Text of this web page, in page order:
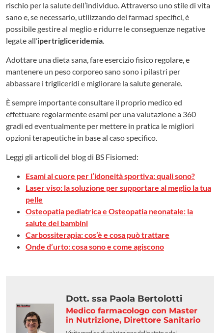
rischio per la salute dell’individuo. Attraverso uno stile di vita
sano e, se necessario, utilizzando dei farmaci specifici, è
possibile gestire al meglio e ridurre le conseguenze negative
legate all’ipertrigliceridemia.
Adottare una dieta sana, fare esercizio fisico regolare, e
mantenere un peso corporeo sano sono i pilastri per
abbassare i trigliceridi e migliorare la salute generale.
È sempre importante consultare il proprio medico ed
effettuare regolarmente esami per una valutazione a 360
gradi ed eventualmente per mettere in pratica le migliori
opzioni terapeutiche in base al caso specifico.
Leggi gli articoli del blog di BS Fisiomed:
Esami al cuore per l’idoneità sportiva: quali sono?
Laser viso: la soluzione per supportare al meglio la tua
pelle
Osteopatia pediatrica e Osteopatia neonatale: la
salute dei bambini
Carbossiterapia: cos’è e cosa può trattare
Onde d’urto: cosa sono e come agiscono
Dott. ssa Paola Bertolotti
Medico farmacologo con Master
in Nutrizione, Direttore Sanitario